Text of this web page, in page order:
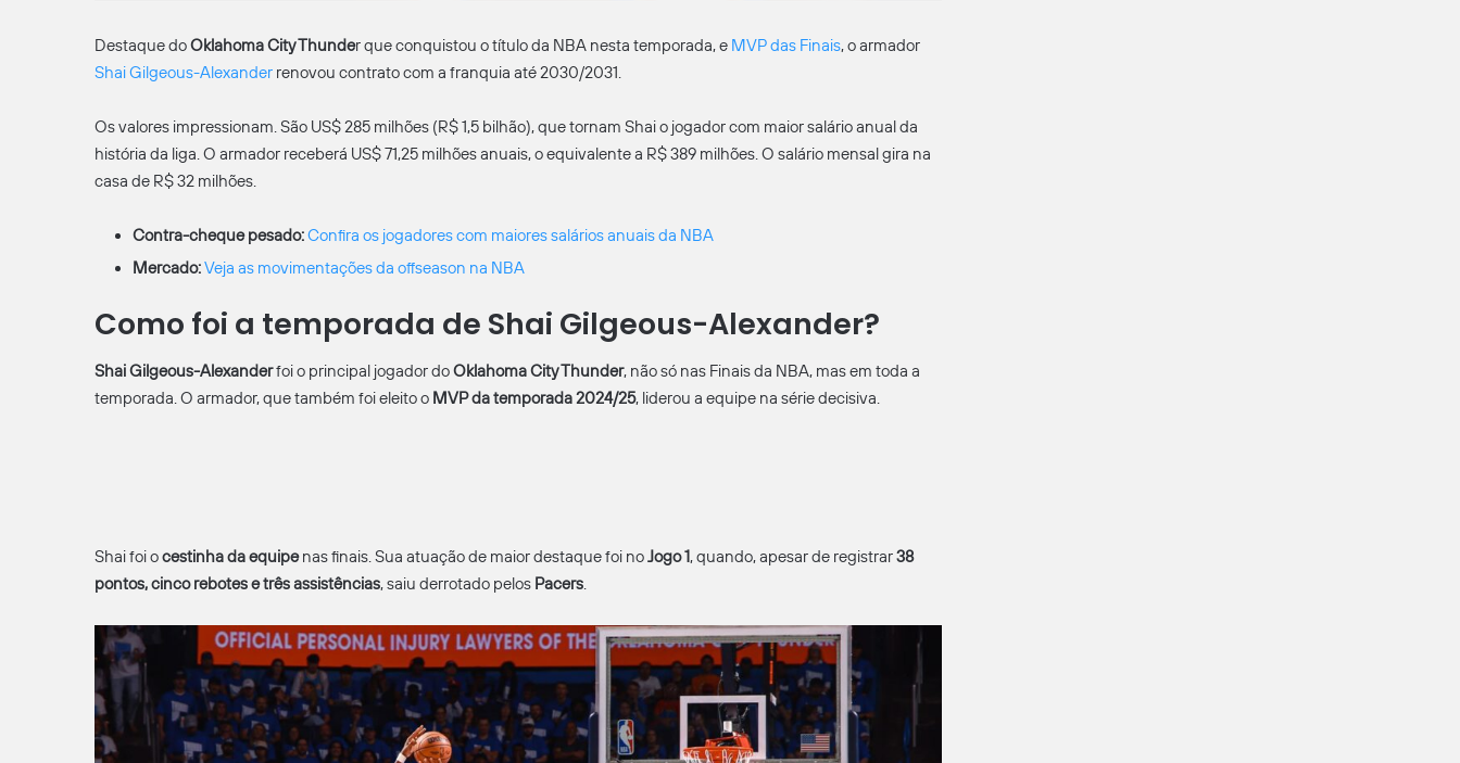
Destaque doOklahoma City Thunder que conquistou o título da NBA nesta temporada, e MVP das Finais, o armador
Shai Gilgeous-Alexander renovou contrato com a franquia até 2030/2031.
Os valores impressionam. São US$ 285 milhões (R$ 1,5 bilhão), que tornam Shai o jogador com maior salário anual da
história da liga. O armador receberá US$ 71,25 milhões anuais, o equivalente a R$ 389 milhões. O salário mensal gira na
casa de R$ 32 milhões.
Contra-cheque pesado:Confira os jogadores com maiores salários anuais da NBA
Mercado:Veja as movimentações da offseason na NBA
Como foi a temporada de Shai Gilgeous-Alexander?
Shai Gilgeous-Alexanderfoi o principal jogador doOklahoma City Thunder, não só nas Finais da NBA, mas em toda a
temporada. O armador, que também foi eleito o MVP da temporada 2024/25, liderou a equipe na série decisiva.
Shai foi ocestinha da equipenas finais. Sua atuação de maior destaque foi noJogo 1, quando, apesar de registrar38
pontos, cinco rebotes e três assistências, saiu derrotado pelos Pacers.